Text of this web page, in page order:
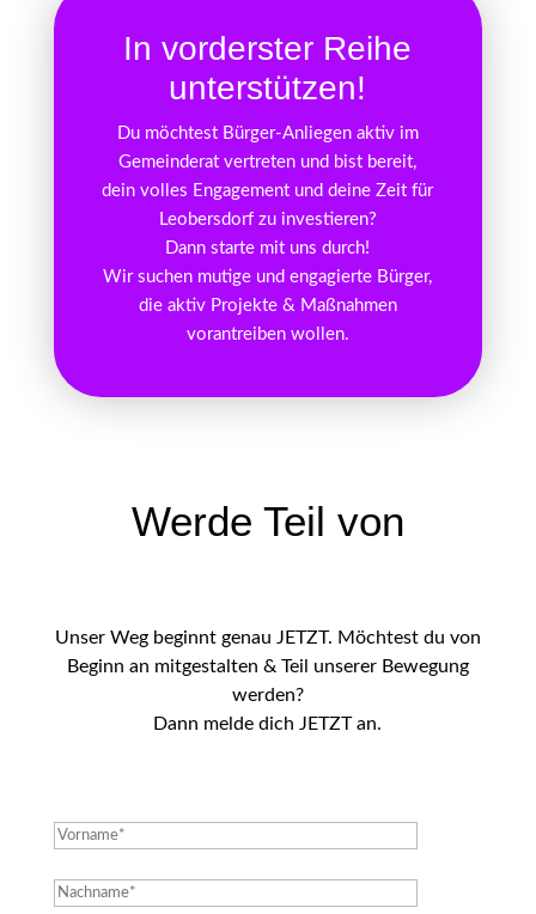
In vorderster Reihe
unterstützen!
Du möchtest Bürger-Anliegen aktiv im
Gemeinderat vertreten und bist bereit,
dein volles Engagement und deine Zeit für
Leobersdorf zu investieren?
Dann starte mit uns durch!
Wir suchen mutige und engagierte Bürger,
die aktiv Projekte & Maßnahmen
vorantreiben wollen.
Werde Teil von
Unser Weg beginnt genau JETZT. Möchtest du von
Beginn an mitgestalten & Teil unserer Bewegung
werden?
Dann melde dich JETZT an.